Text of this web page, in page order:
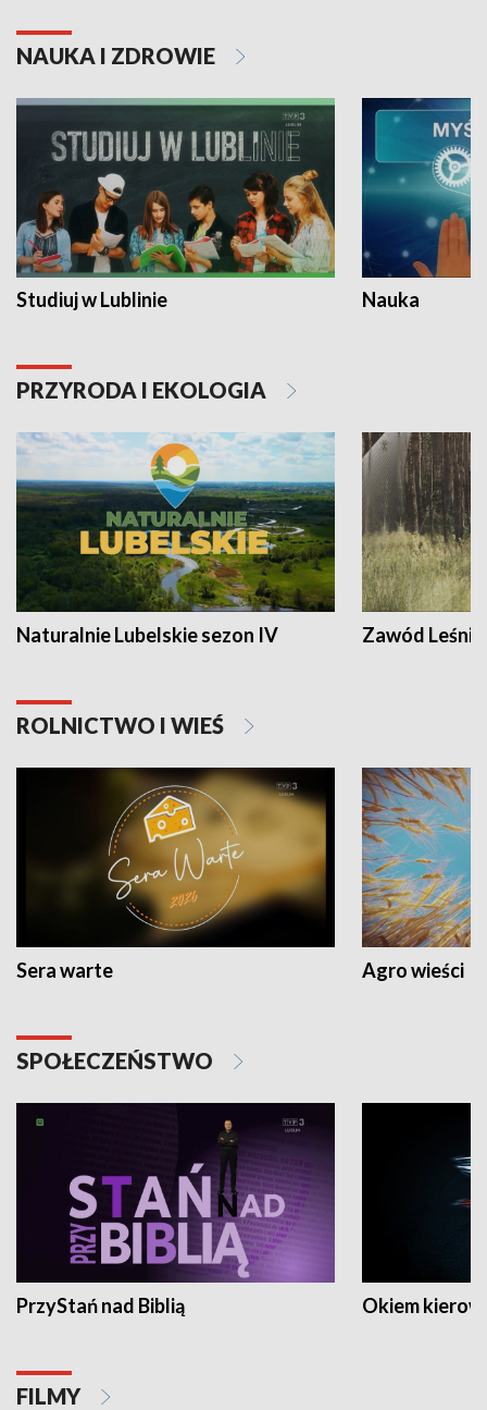
NAUKA I ZDROWIE
Studiuj w Lublinie Nauka
PRZYRODA I EKOLOGIA
Naturalnie Lubelskie sezon IV Zawód Leśnik
ROLNICTWO I WIEŚ
Sera warte Agro wieści
SPOŁECZEŃSTWO
PrzyStań nad Biblią Okiem
FILMY